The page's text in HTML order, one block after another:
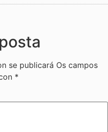
se publicará Os campos
*